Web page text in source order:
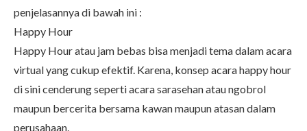
penjelasannya di bawah ini :
Happy Hour
Happy Hour atau jam bebas bisa menjadi tema dalam acara
virtual yang cukup efektif. Karena, konsep acara happy hour
di sini cenderung seperti acara sarasehan atau ngobrol
maupun bercerita bersama kawan maupun atasan dalam
perusahaan.